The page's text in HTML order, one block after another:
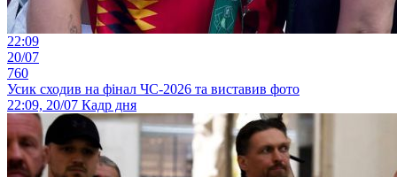
22:09
20/07
760
Усик сходив на фінал ЧС-2026 та виставив фото
22:09, 20/07 Кадр дня